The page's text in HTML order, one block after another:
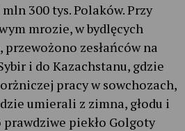
300 tys. Polaków. Przy
mrozie, w bydlęcych
przewożono zesłańców na
i do Kazachstanu, gdzie
pracy w sowchozach,
umierali z zimna, głodu i
prawdziwe piekło Golgoty